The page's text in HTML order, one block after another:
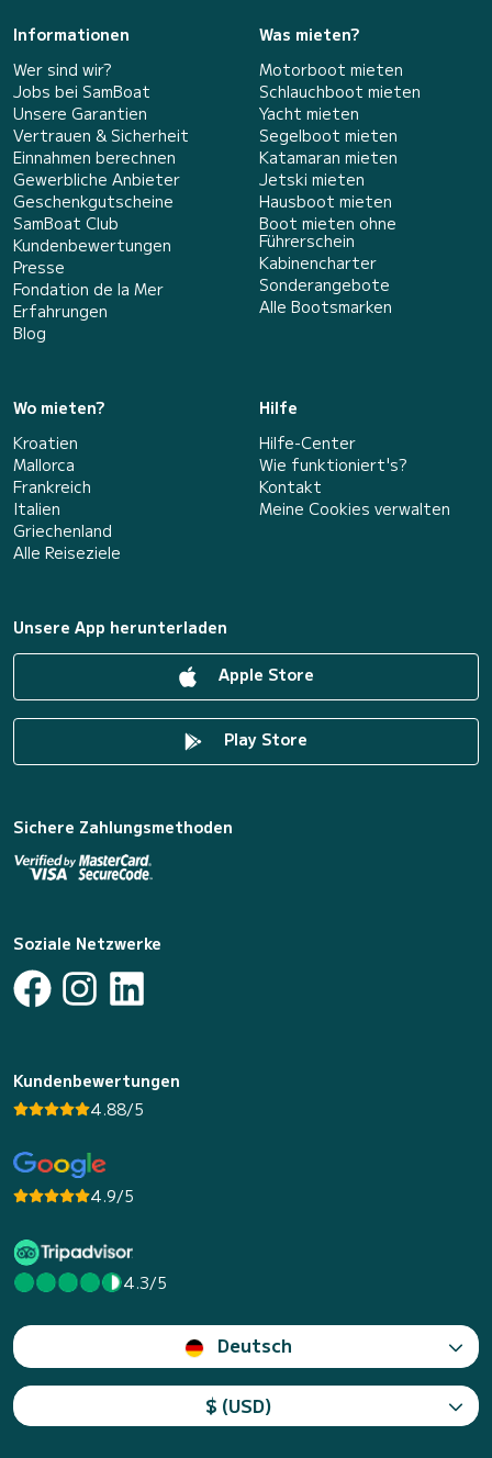
Informationen
Wer sind wir?
Jobs bei SamBoat
Unsere Garantien
Vertrauen & Sicherheit
Einnahmen berechnen
Gewerbliche Anbieter
Geschenkgutscheine
SamBoat Club
Kundenbewertungen
Presse
Fondation de la Mer
Erfahrungen
Blog
Was mieten?
Motorboot mieten
Schlauchboot mieten
Yacht mieten
Segelboot mieten
Katamaran mieten
Jetski mieten
Hausboot mieten
Boot mieten ohne
Führerschein
Kabinencharter
Sonderangebote
Alle Bootsmarken
Wo mieten?
Kroatien
Mallorca
Frankreich
Italien
Griechenland
Alle Reiseziele
Hilfe
Hilfe-Center
Wie funktioniert's?
Kontakt
Meine Cookies verwalten
Unsere App herunterladen
Apple Store
Play Store
Sichere Zahlungsmethoden
Soziale Netzwerke
Kundenbewertungen
4.88/5
4.9/5
4.3/5
Deutsch
$ (USD)